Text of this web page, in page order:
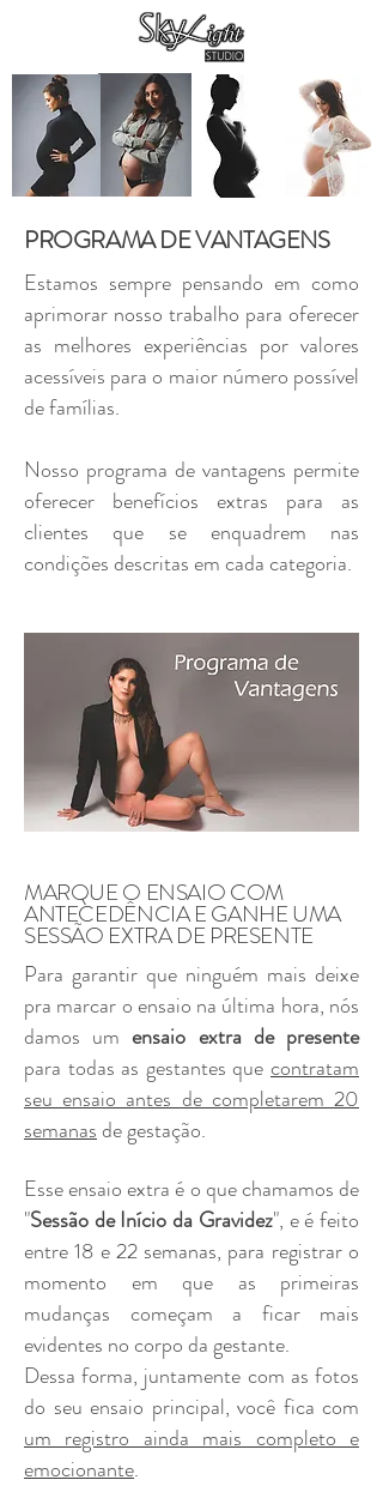
PROGRAMA DE VANTAGENS
Estamos sempre pensando em como
aprimorar nosso trabalho para oferecer
as melhores experiências por valores
acessíveis para o maior número possível
de famílias.
Nosso programa de vantagens permite
oferecer benefícios extras para as
clientes que se enquadrem nas
condições descritas em cada categoria.
MARQUE O ENSAIO COM
ANTECEDÊNCIA E GANHE UMA
SESSÃO EXTRA DE PRESENTE
Para garantir que ninguém mais deixe
pra marcar o ensaio na última hora, nós
damos um ensaio extra de presente
para todas as gestantes que contratam
seu ensaio antes de completarem 20
semanasde gestação.
Esse ensaio extra é o que chamamos de
"Sessão de Início da Gravidez", e é feito
entre 18 e 22 semanas, para registrar o
momento em que as primeiras
mudanças começam a ficar mais
evidentes no corpo da gestante.
Dessa forma, juntamente com as fotos
do seu ensaio principal, você fica com
um registro ainda mais completo e
emocionante.